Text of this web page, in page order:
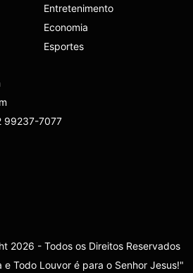
Entretenimento
Economia
Esportes
99237-7077
2026 - Todos os Direitos Reservados
e Todo Louvor é para o Senhor Jesus!"